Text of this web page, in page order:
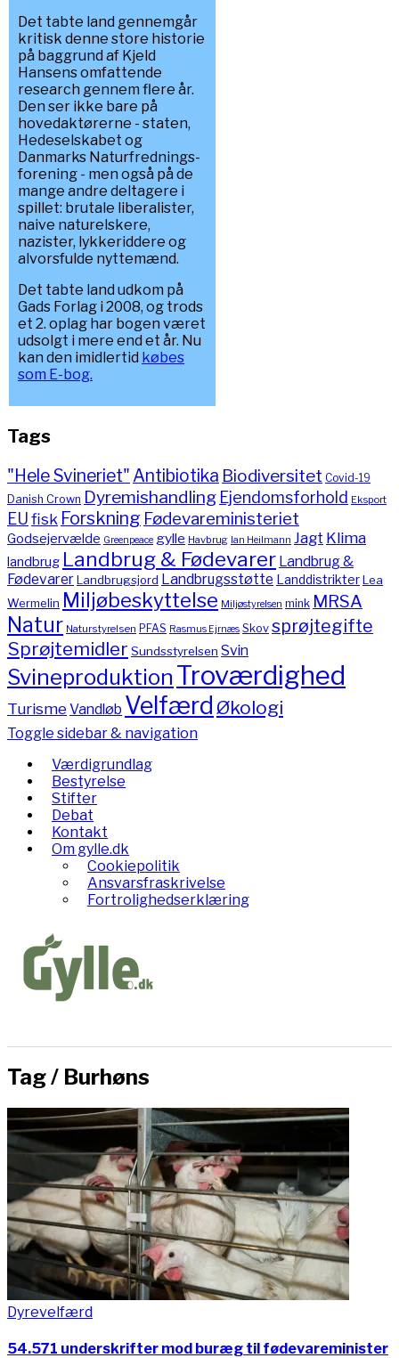
Det tabte land gennemgår
kritisk denne store historie
på baggrund af Kjeld
Hansens omfattende
research gennem flere år.
Den ser ikke bare på
hovedaktørerne - staten,
Hedeselskabet og
Danmarks Naturfrednings-
forening - men også på de
mange andre deltagere i
spillet: brutale liberalister,
naive naturelskere,
nazister, lykkeriddere og
alvorsfulde nyttemænd.
Det tabte land udkom på
Gads Forlag i 2008, og trods
et 2. oplag har bogen været
udsolgt i mere end et år. Nu
kan den imidlertid købes
som E-bog.
Tags
"Hele Svineriet" Antibiotika Biodiversitet Covid-19
Danish Crown Dyremishandling Ejendomsforhold Eksport
EUfisk Forskning Fødevareministeriet
Godsejervælde Greenpeace gylle Havbrug Ian Heilmann Jagt Klima
landbrug Landbrug & Fødevarer Landbrug &
FødevarerLandbrugsjord Landbrugsstøtte LanddistrikterLea
Wermelin Miljøbeskyttelse Miljøstyrelsen mink MRSA
Natur Naturstyrelsen PFAS Rasmus Ejrnæs Skov sprøjtegifte
Sprøjtemidler Sundsstyrelsen Svin
Svineproduktion Troværdighed
TurismeVandløb Velfærd Økologi
Toggle sidebar & navigation
Værdigrundlag
Bestyrelse
Stifter
Debat
Kontakt
Om gylle.dk
Cookiepolitik
Ansvarsfraskrivelse
Fortrolighedserklæring
Tag / Burhøns
Dyrevelfærd
54.571 underskrifter mod buræg til fødevareminister